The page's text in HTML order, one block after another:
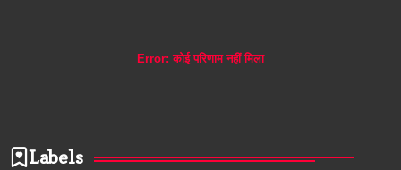
Error: कोई परिणाम नहीं मिला
Labels